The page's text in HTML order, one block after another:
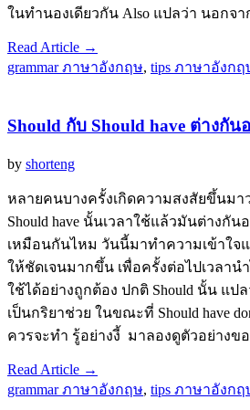
ในทำนองเดียวกัน Also แปลว่า นอกจ
Read Article →
grammar ภาษาอังกฤษ, tips ภาษาอังกฤ
Should กับ Should have ต่างกัน
by shorteng
หลายคนบางครั้งเกิดความสงสัยขึ้นมาว่
Should have นั้นเวลาใช้แล้วมันต่างกั
เหมือนกันไหม วันนี้มาทำความเข้าใจ
ให้ชัดเจนมากขึ้น เพื่อครั้งต่อไปเวลาน
ใช้ได้อย่างถูกต้อง ปกติ Should นั้น แป
เป็นกริยาช่วย ในขณะที่ Should have
ควรจะทำ รู้อย่างงี้ มาลองดูตัวอย่างข
Read Article →
grammar ภาษาอังกฤษ, tips ภาษาอังกฤ